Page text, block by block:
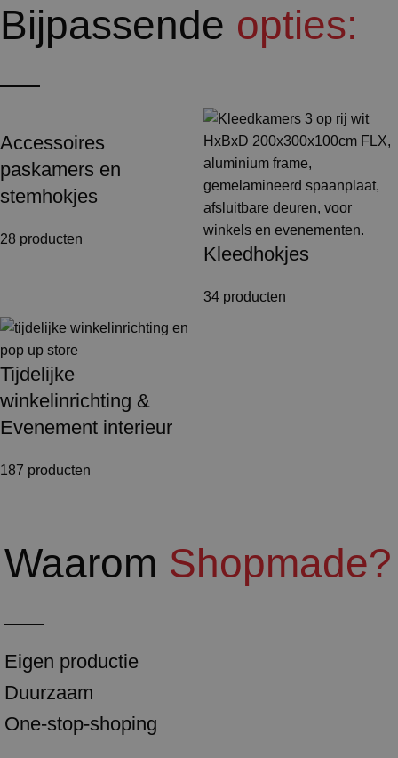
Bijpassende opties:
Accessoires
paskamers en
stemhokjes
28 producten
Kleedhokjes
34 producten
Tijdelijke
winkelinrichting &
Evenement interieur
187 producten
Waarom Shopmade?
Eigen productie
Duurzaam
One-stop-shoping